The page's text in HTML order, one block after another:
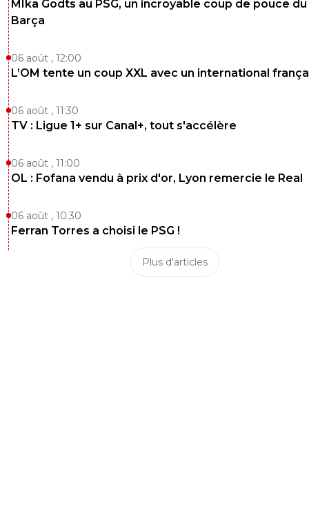
MIka Godts au PSG, un incroyable coup de pouce du
Barça
06 août , 12:00
L’OM tente un coup XXL avec un international
06 août , 11:30
TV : Ligue 1+ sur Canal+, tout s'accélère
06 août , 11:00
OL : Fofana vendu à prix d'or, Lyon remercie le Real
06 août , 10:30
Ferran Torres a choisi le PSG !
Plus d'articles